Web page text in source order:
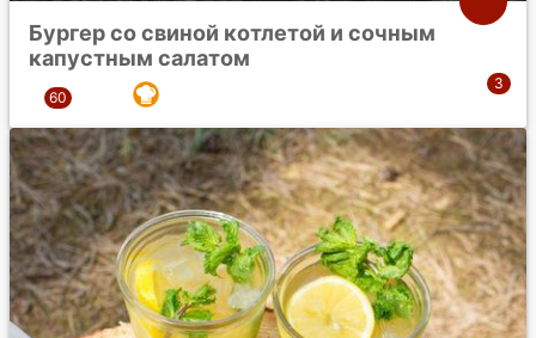
Бургер со свиной котлетой и сочным
капустным салатом